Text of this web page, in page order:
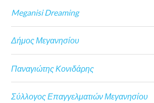
Meganisi Dreaming
Δήμος Μεγανησίου
Παναγιώτης Κονιδάρης
Σύλλογος Επαγγελματιών Μεγανησίου